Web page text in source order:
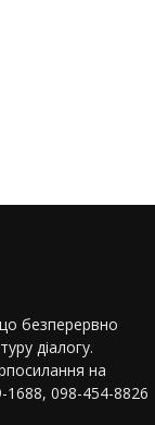
безперервно
діалогу.
на
1688, 098-454-8826